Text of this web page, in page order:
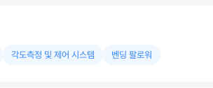
각도측정 및 제어 시스템 벤딩 팔로워